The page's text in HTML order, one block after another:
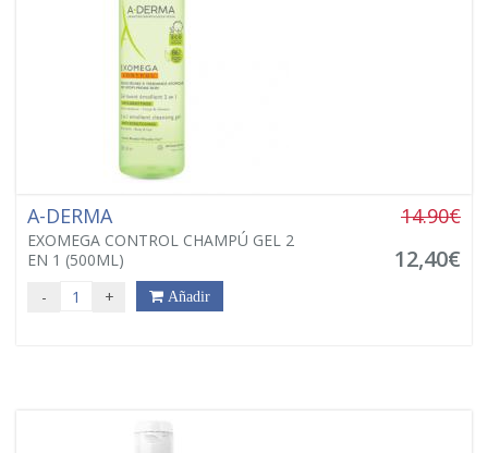
A-DERMA
EXOMEGA CONTROL CHAMPÚ GEL 2
EN 1 (500ML)
14.90€
12,40€
- + Añadir